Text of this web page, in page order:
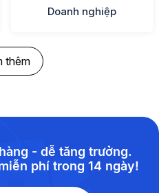
Doanh nghiệp
thêm
- dễ tăng trưởng.
phí trong 14 ngày!